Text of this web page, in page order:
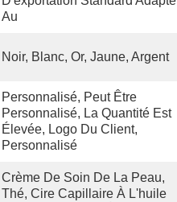
Au
Noir, Blanc, Or, Jaune, Argent
Personnalisé, Peut Être
Personnalisé, La Quantité Est
Élevée, Logo Du Client,
Personnalisé
Crème De Soin De La Peau,
Thé, Cire Capillaire À L'huile